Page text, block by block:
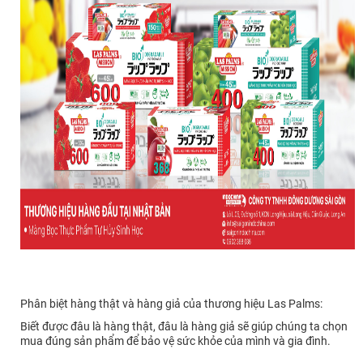
Phân biệt hàng thật và hàng giả của thương hiệu Las Palms:
Biết được đâu là hàng thật, đâu là hàng giả sẽ giúp chúng ta chọn
mua đúng sản phẩm để bảo vệ sức khỏe của mình và gia đình.